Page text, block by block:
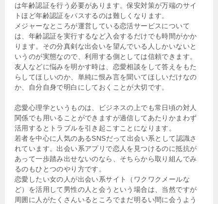
は年齢認証を行う必要があります。保安対策が万端のサイ
トほど年齢認証をパスするのは難しくなります。
メジャーなところが運営している恋活サービスについて
は、年齢認証を実行するなど入会するだけでも時間がかか
ります。その分真剣な出会いを望んでいる人しかいないと
いうのが実態なので、利用する側としては信頼できます。
友人などに悩みを明かす時は、恋愛相談をして答えをもた
らしてほしいのか、単純に恨み言を聞いてほしいだけなの
か、自分自身で明白にしておくことが大切です。
恋愛心理学というものは、ビジネスの上でも常日頃の対人
関係でも用いることができますが過信してあたりかまわず
活用するとトラブルを引き起こすことになります。
若者を中心に人気のあるSNSだって出会い系として認識さ
れています。出会い系アプリで恋人を見つけるのに抵抗が
あって一歩踏み出せないのなら、そちらから取り組んでみ
るのもひとつのやり方です。
恋愛したい女の人が出会い系サイト（ワクワクメールな
ど）を活用して男性の人と会うという場合は、当然ですが
周囲に人がたくさんいるところでまだ明るい間に会うよう